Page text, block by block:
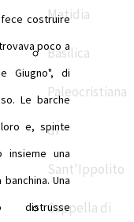
Matidia
Basilica
Paleocristiana
di
Sant'Ippolito
Cappella di
costruire
poco a
Giugno", di
Le barche
e, spinte
insieme una
Una
distrusse